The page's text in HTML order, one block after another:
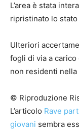
L’area è stata
ripristinato lo
Ulteriori
fogli di via a
non residenti
© Riproduzione
L’articolo Rave
giovani sembra